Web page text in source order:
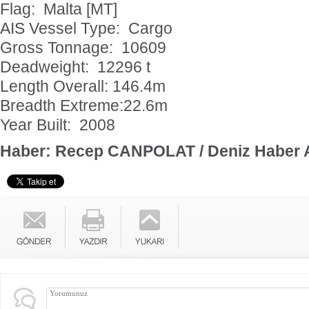
Flag: Malta [MT]
AIS Vessel Type: Cargo
Gross Tonnage: 10609
Deadweight: 12296 t
Length Overall: 146.4m
Breadth Extreme:22.6m
Year Built: 2008
Haber: Recep CANPOLAT / Deniz Haber